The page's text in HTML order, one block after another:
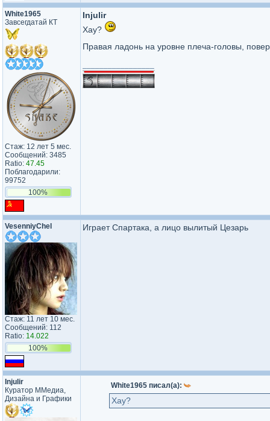
White1965
Завсегдатай КТ
Стаж: 12 лет 5 мес.
Сообщений: 3485
Ratio: 47.45
Поблагодарили:
99752
100%
Injulir
Хау?
Правая ладонь на уровне плеча-головы,
VesenniyChel
Стаж: 11 лет 10 мес.
Сообщений: 112
Ratio: 14.022
100%
Играет Спартака, а лицо вылитый Цезарь
Injulir
Куратор ММедиа,
Дизайна и Графики
White1965 писал(а):
Хау?